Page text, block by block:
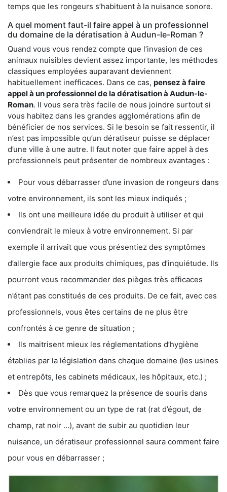
temps que les rongeurs s’habituent à la nuisance sonore.
A quel moment faut-il faire appel à un professionnel
du domaine de la dératisation à Audun-le-Roman ?
Quand vous vous rendez compte que l’invasion de ces
animaux nuisibles devient assez importante, les méthodes
classiques employées auparavant deviennent
habituellement inefficaces. Dans ce cas, pensez à faire
appel à un professionnel de la dératisation à Audun-le-
Roman. Il vous sera très facile de nous joindre surtout si
vous habitez dans les grandes agglomérations afin de
bénéficier de nos services. Si le besoin se fait ressentir, il
n’est pas impossible qu’un dératiseur puisse se déplacer
d’une ville à une autre. Il faut noter que faire appel à des
professionnels peut présenter de nombreux avantages :
Pour vous débarrasser d’une invasion de rongeurs dans
votre environnement, ils sont les mieux indiqués ;
Ils ont une meilleure idée du produit à utiliser et qui
conviendrait le mieux à votre environnement. Si par
exemple il arrivait que vous présentiez des symptômes
d’allergie face aux produits chimiques, pas d’inquiétude. Ils
pourront vous recommander des pièges très efficaces
n’étant pas constitués de ces produits. De ce fait, avec ces
professionnels, vous êtes certains de ne plus être
confrontés à ce genre de situation ;
Ils maitrisent mieux les réglementations d’hygiène
établies par la législation dans chaque domaine (les usines
et entrepôts, les cabinets médicaux, les hôpitaux, etc.) ;
Dès que vous remarquez la présence de souris dans
votre environnement ou un type de rat (rat d’égout, de
champ, rat noir …), avant de subir au quotidien leur
nuisance, un dératiseur professionnel saura comment faire
pour vous en débarrasser ;